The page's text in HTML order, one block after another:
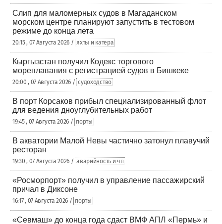
Слип для маломерных судов в Магаданском
морском центре планируют запустить в тестовом
режиме до конца лета
20:15 , 07 Августа 2026 / яхты и катера
Кыргызстан получил Кодекс торгового
мореплавания с регистрацией судов в Бишкеке
20:00 , 07 Августа 2026 / судоходство
В порт Корсаков прибыл специализированный флот
для ведения дноуглубительных работ
19:45 , 07 Августа 2026 / порты
В акватории Малой Невы частично затонул плавучий
ресторан
19:30 , 07 Августа 2026 / аварийность и чп
«Росморпорт» получил в управление пассажирский
причал в Диксоне
16:17 , 07 Августа 2026 / порты
«Севмаш» до конца года сдаст ВМФ АПЛ «Пермь» и